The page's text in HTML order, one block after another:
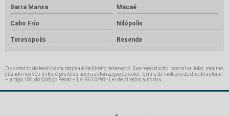
Barra Mansa Macaé
Cabo Frio Nilópolis
Teresópolis Resende
O conteúdo do texto desta página é de direito reservado. Sua reprodução, parcial ou total, mesmo
citando nossos links, é proibida sem a autorização do autor. Crime de violação de direito autoral
– artigo 184 do Código Penal –
Lei 9610/98 - Lei de direitos autorais